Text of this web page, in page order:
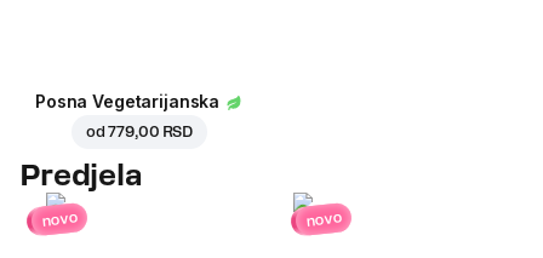
Posna Vegetarijanska
od779,00 RSD
Predjela
novo novo